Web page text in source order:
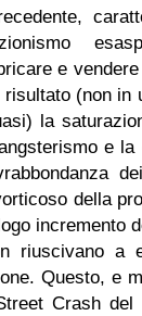
e
(non in
la
e
della
incremento
riuscivano a
Questo, e
Crash del